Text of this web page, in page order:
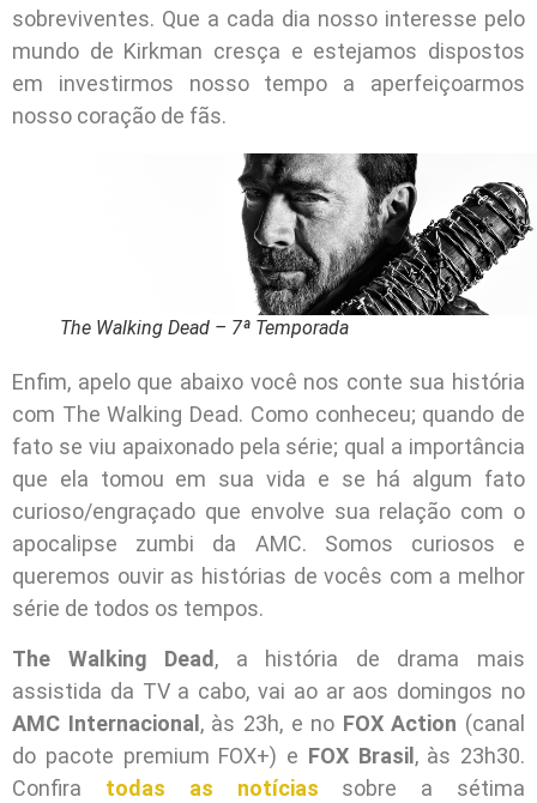
sobreviventes. Que a cada dia nosso interesse pelo
mundo de Kirkman cresça e estejamos dispostos
em investirmos nosso tempo a aperfeiçoarmos
nosso coração de fãs.
The Walking Dead – 7ª Temporada
Enfim, apelo que abaixo você nos conte sua história
com The Walking Dead. Como conheceu; quando de
fato se viu apaixonado pela série; qual a importância
que ela tomou em sua vida e se há algum fato
curioso/engraçado que envolve sua relação com o
apocalipse zumbi da AMC. Somos curiosos e
queremos ouvir as histórias de vocês com a melhor
série de todos os tempos.
The Walking Dead, a história de drama mais
assistida da TV a cabo, vai ao ar aos domingos no
AMC Internacional, às 23h, e no FOX Action (canal
do pacote premium FOX+) e FOX Brasil, às 23h30.
Confira todas as notícias sobre a sétima